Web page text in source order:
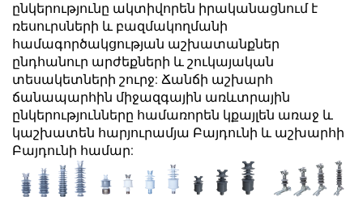
ընկերությունը ակտիվորեն իրականացնում է
ռեսուրսների և բազմակողմանի
համագործակցության աշխատանքներ
ընդհանուր արժեքների և շուկայական
տեսակետների շուրջ: Ճանճի աշխարհ
ճանապարհին միջազգային առևտրային
ընկերությունները համառորեն կքայլեն առաջ և
կաշխատեն հարյուրամյա Բայդունի և աշխարհի
Բայդունի համար: